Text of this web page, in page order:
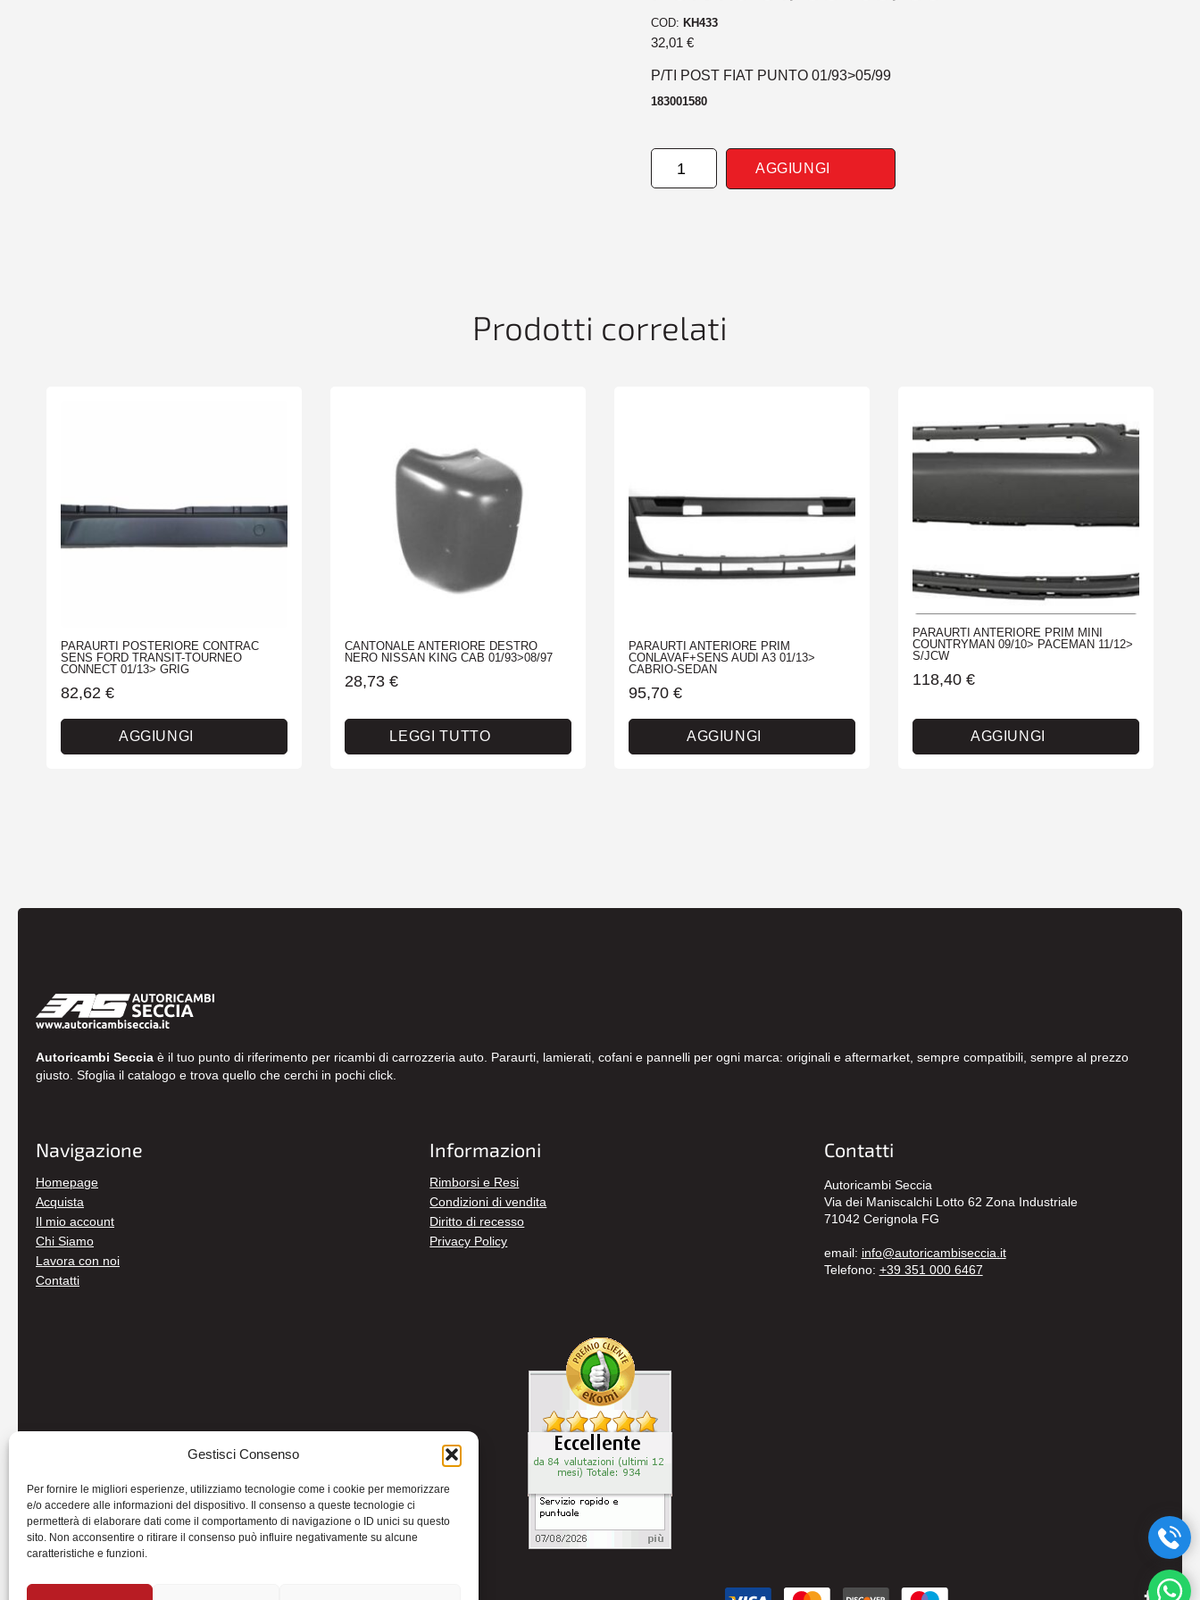
Gestisci Consenso
Per fornire le migliori esperienze, utilizziamo tecnologie come i cookie per memorizzare
e/o accedere alle informazioni del dispositivo. Il consenso a queste tecnologie ci
permetterà di elaborare dati come il comportamento di navigazione o ID unici su questo
sito. Non acconsentire o ritirare il consenso può influire negativamente su alcune
caratteristiche e funzioni.
COD: KH433
32,01 €
P/TI POST FIAT PUNTO 01/93>05/99
183001580
PARAURTI
POSTERIORE
AGGIUNGI
Prodotti correlati
PARAURTI POSTERIORE CONTRAC
SENS FORD TRANSIT-TOURNEO
CONNECT 01/13> GRIG
82,62 €
AGGIUNGI
CANTONALE ANTERIORE DESTRO
NERO NISSAN KING CAB 01/93>08/97
28,73 €
LEGGI TUTTO
PARAURTI ANTERIORE PRIM
CONLAVAF+SENS AUDI A3 01/13>
CABRIO-SEDAN
95,70 €
AGGIUNGI
PARAURTI ANTERIORE PRIM MINI
COUNTRYMAN 09/10> PACEMAN 11/12>
S/JCW
118,40 €
AGGIUNGI
Autoricambi Seccia è il tuo punto di riferimento per ricambi di carrozzeria auto. Paraurti, lamierati, cofani e pannelli per ogni marca: originali e aftermarket, sempre compatibili, sempre al prezzo
giusto. Sfoglia il catalogo e trova quello che cerchi in pochi click.
Navigazione
Homepage
Acquista
Il mio account
Chi Siamo
Lavora con noi
Contatti
Informazioni
Rimborsi e Resi
Condizioni di vendita
Diritto di recesso
Privacy Policy
Contatti
Autoricambi Seccia
Via dei Maniscalchi Lotto 62 Zona Industriale
71042 Cerignola FG
email: info@autoricambiseccia.it
Telefono: +39 351 000 6467